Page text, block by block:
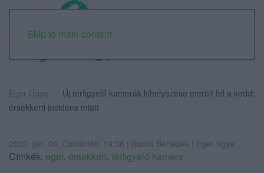
Skip to main content
Eger Ügye
Új térfigyelő kamerák kihelyezése merült fel a keddi
érsekkerti incidens miatt
2022. jan. 06. Csütörtök, 19:36 | Barna Benedek | Eger ügye
Címkék: eger, érsekkert, térfigyelő kamera